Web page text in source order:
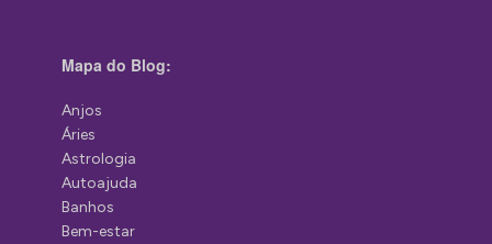
Mapa do Blog:
Anjos
Áries
Astrologia
Autoajuda
Banhos
Bem-estar